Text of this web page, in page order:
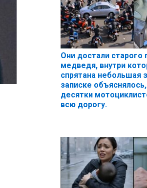
Они достали
медведя, внутри
спрятана небольшая
записке
десятки
всю дорогу.